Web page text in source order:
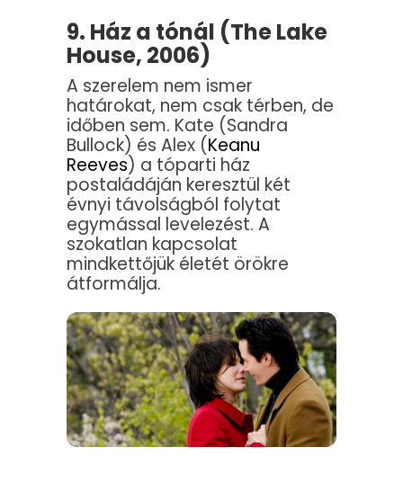
9. Ház a tónál (The Lake
House, 2006)
A szerelem nem ismer
határokat, nem csak térben, de
időben sem. Kate (Sandra
Bullock) és Alex (Keanu
Reeves) a tóparti ház
postaládáján keresztül két
évnyi távolságból folytat
egymással levelezést. A
szokatlan kapcsolat
mindkettőjük életét örökre
átformálja.